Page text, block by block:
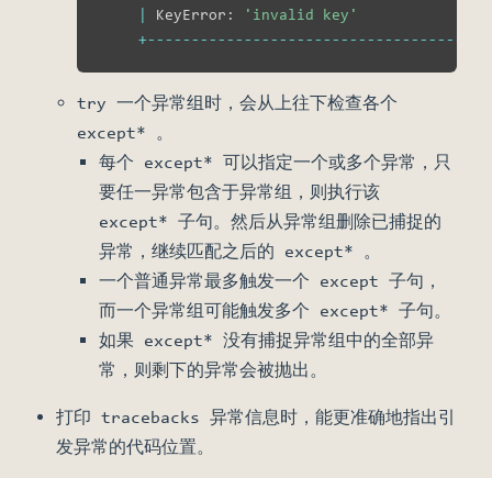
KeyError :
'invalid key'
+------------------------------------
try 一个异常组时，会从上往下检查各个
except* 。
每个 except* 可以指定一个或多个异常，只
要任一异常包含于异常组，则执行该
except* 子句。然后从异常组删除已捕捉的
异常，继续匹配之后的 except* 。
一个普通异常最多触发一个 except 子句，
而一个异常组可能触发多个 except* 子句。
如果 except* 没有捕捉异常组中的全部异
常，则剩下的异常会被抛出。
打印 tracebacks 异常信息时，能更准确地指出引
发异常的代码位置。